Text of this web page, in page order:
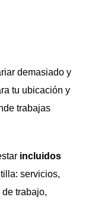
demasiado y
tu ubicación y
trabajas
incluidos
servicios,
trabajo,